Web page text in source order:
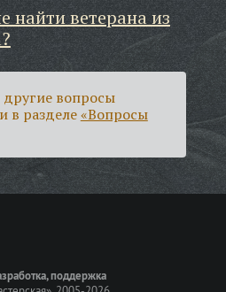
найти ветерана из
вопросы
в разделе«Вопросы
поддержка